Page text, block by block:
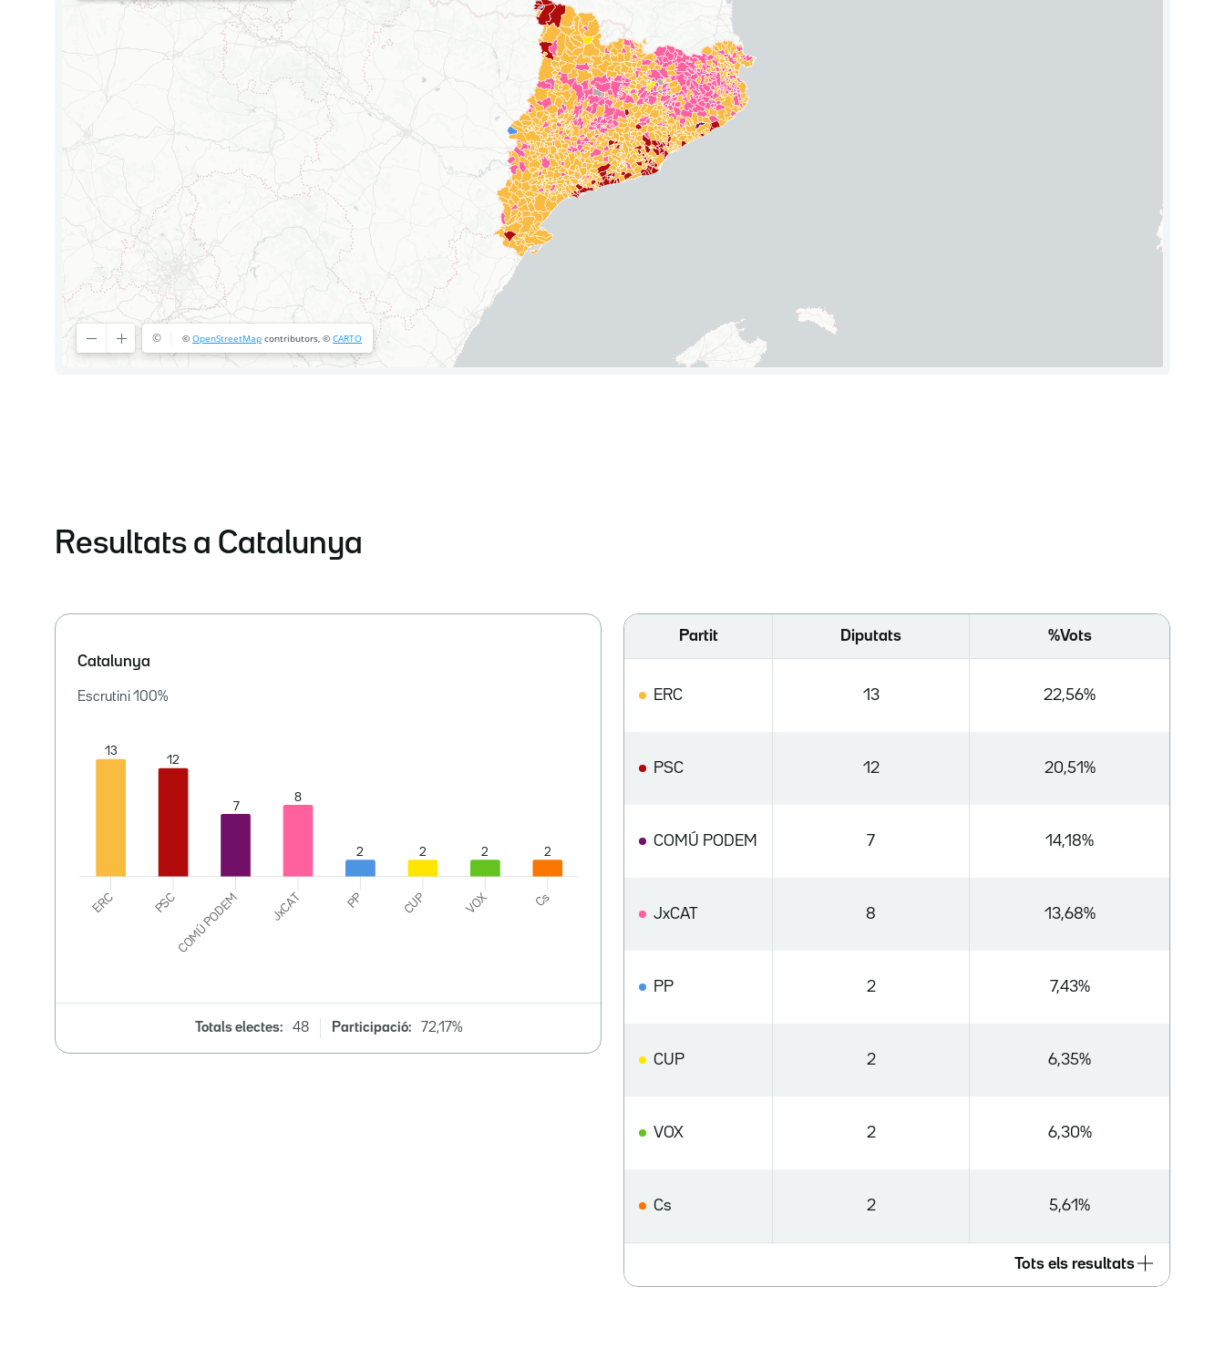
Resultats a Catalunya
Catalunya
Escrutini 100%
Totals electes: 48 Participació: 72,17%
Partit Diputats %Vots
ERC 13 22,56%
PSC 12 20,51%
COMÚ PODEM 7 14,18%
JxCAT 8 13,68%
PP 2 7,43%
CUP 2 6,35%
VOX 2 6,30%
Cs 2 5,61%
Tots els resultats